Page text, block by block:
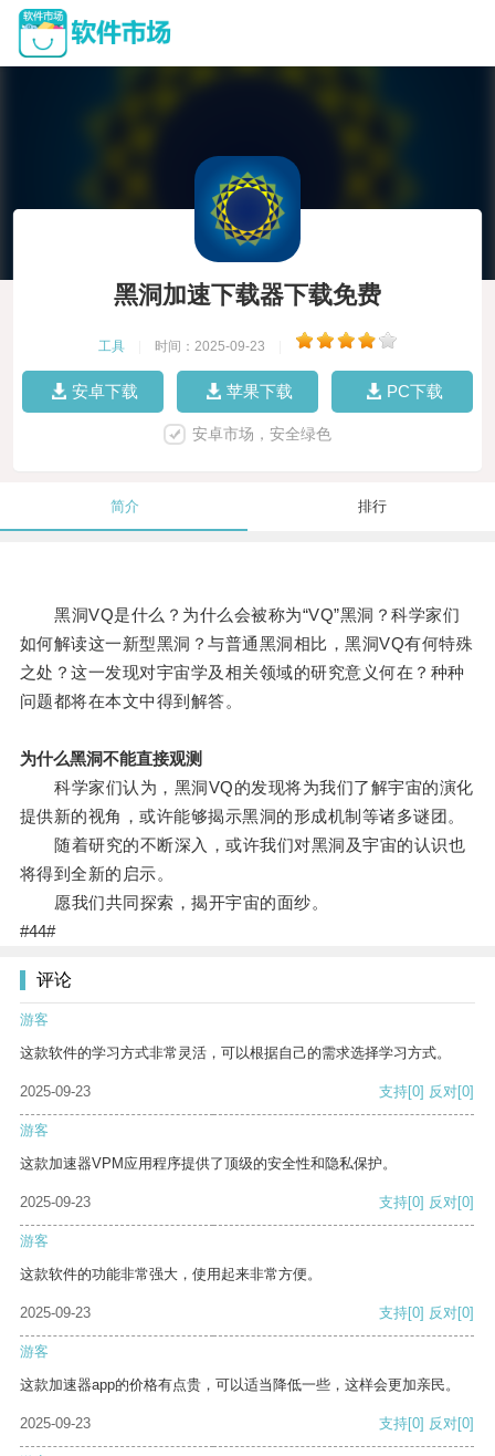
黑洞加速下载器下载免费
工具 时间：2025-09-23
安卓下载 苹果下载 PC下载
安卓市场，安全绿色
简介 排行
黑洞VQ是什么？为什么会被称为“VQ”黑洞？科学家们
如何解读这一新型黑洞？与普通黑洞相比，黑洞VQ有何特殊
之处？这一发现对宇宙学及相关领域的研究意义何在？种种
问题都将在本文中得到解答。
为什么黑洞不能直接观测
科学家们认为，黑洞VQ的发现将为我们了解宇宙的演化
提供新的视角，或许能够揭示黑洞的形成机制等诸多谜团。
随着研究的不断深入，或许我们对黑洞及宇宙的认识也
将得到全新的启示。
愿我们共同探索，揭开宇宙的面纱。
#44#
评论
游客
这款软件的学习方式非常灵活，可以根据自己的需求选择学习方式。
2025-09-23 支持[0] 反对[0]
游客
这款加速器VPM应用程序提供了顶级的安全性和隐私保护。
2025-09-23 支持[0] 反对[0]
游客
这款软件的功能非常强大，使用起来非常方便。
2025-09-23 支持[0] 反对[0]
游客
这款加速器app的价格有点贵，可以适当降低一些，这样会更加亲民。
2025-09-23 支持[0] 反对[0]